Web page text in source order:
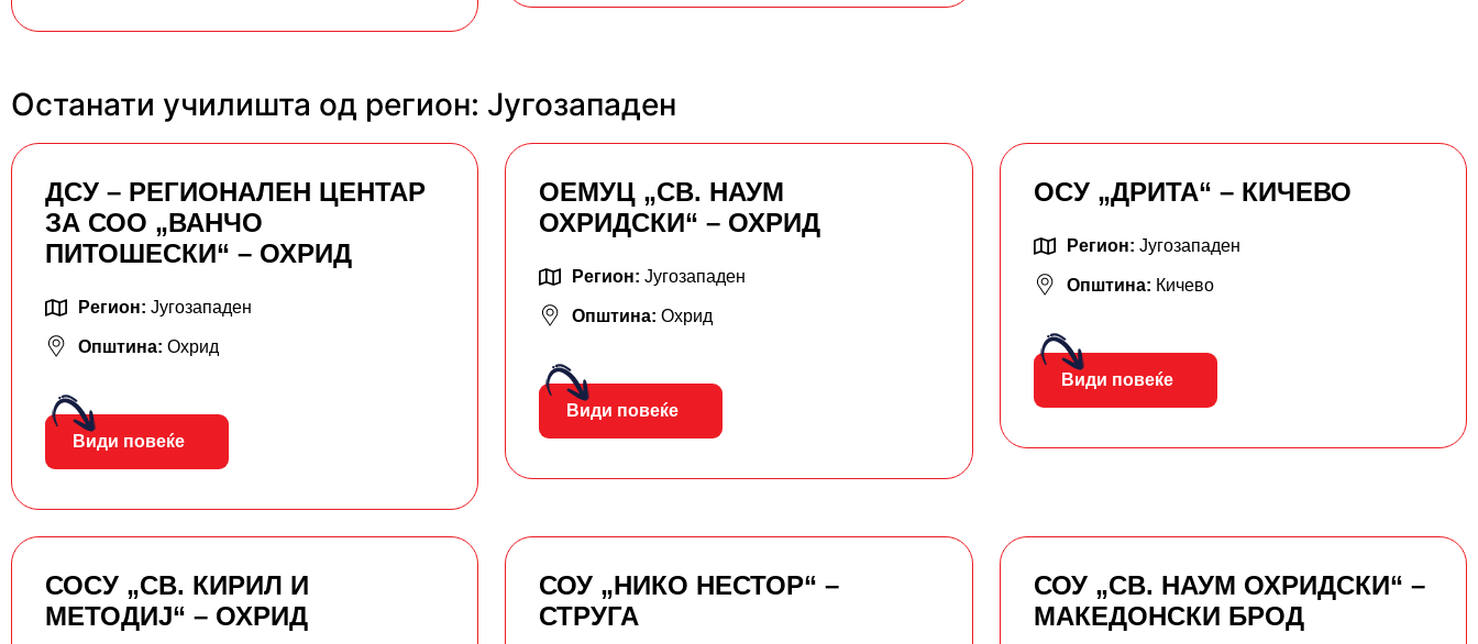
Останати училишта од регион: Југозападен
ДСУ – РЕГИОНАЛЕН ЦЕНТАР
ЗА СОО „ВАНЧО
ПИТОШЕСКИ“ – ОХРИД
Регион: Југозападен
Општина: Охрид
Види повеќе
ОЕМУЦ „СВ. НАУМ
ОХРИДСКИ“ – ОХРИД
Регион:Југозападен
Општина:Охрид
Види повеќе
ОСУ „ДРИТА“ – КИЧЕВО
Регион: Југозападен
Општина: Кичево
Види повеќе
СОСУ „СВ. КИРИЛ И
МЕТОДИЈ“ – ОХРИД
СОУ „НИКО НЕСТОР“ –
СТРУГА
СОУ „СВ. НАУМ ОХРИДСКИ“ –
МАКЕДОНСКИ БРОД